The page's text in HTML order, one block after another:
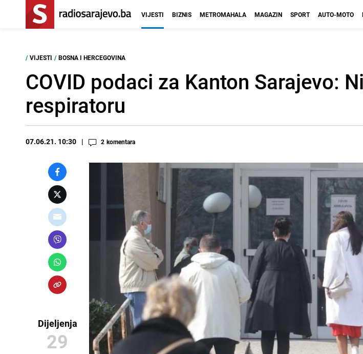
VIJESTI BIZNIS METROMAHALA MAGAZIN SPORT AUTO-MOTO
/ VIJESTI / BOSNA I HERCEGOVINA
COVID podaci za Kanton Sarajevo:
respiratoru
07.06.21. 10:30 2 komentara
Dijeljenja
29